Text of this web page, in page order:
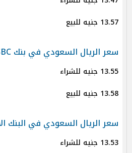
13.57 جنيه للبيع
سعر الريال السعودي في بنك HSBC
13.55 جنيه للشراء
13.58 جنيه للبيع
سعر الريال السعودي في البنك
13.53 جنيه للشراء